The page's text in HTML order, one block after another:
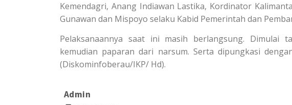
Kemendagri, Anang Indiawan Lastika, Kordinator
Gunawan dan Mispoyo selaku Kabid Pemerintah dan
Pelaksanaannya saat ini masih berlangsung. Dimulai
kemudian paparan dari narsum. Serta dipungkasi
(Diskominfoberau/IKP/ Hd).
Admin